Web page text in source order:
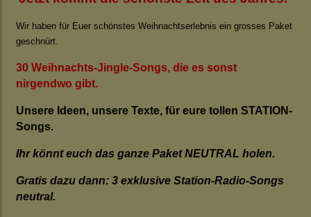
Wir haben für Euer schönstes Weihnachtserlebnis ein grosses Paket
geschnürt.
30 Weihnachts-Jingle-Songs, die es sonst
nirgendwo gibt.
Unsere Ideen, unsere Texte, für eure tollen STATION-
Songs.
Ihr könnt euch das ganze Paket NEUTRAL holen.
Gratis dazu dann: 3 exklusive Station-Radio-Songs
neutral.